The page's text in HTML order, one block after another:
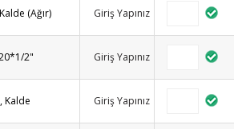
(Ağır)
Giriş Yapınız
2"
Giriş Yapınız
Kalde
Giriş Yapınız